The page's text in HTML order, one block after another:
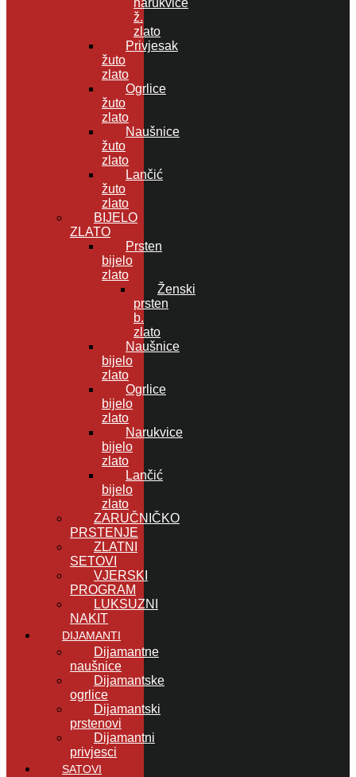
ž.
zlato
Privjesak
žuto
zlato
Ogrlice
žuto
zlato
Naušnice
žuto
zlato
Lančić
žuto
zlato
BIJELO
ZLATO
Prsten
bijelo
zlato
Ženski
prsten
b.
zlato
Naušnice
bijelo
zlato
Ogrlice
bijelo
zlato
Narukvice
bijelo
zlato
Lančić
bijelo
zlato
ZARUČNIČKO
PRSTENJE
ZLATNI
SETOVI
VJERSKI
PROGRAM
LUKSUZNI
NAKIT
DIJAMANTI
Dijamantne
naušnice
Dijamantske
ogrlice
Dijamantski
prstenovi
Dijamantni
privjesci
SATOVI